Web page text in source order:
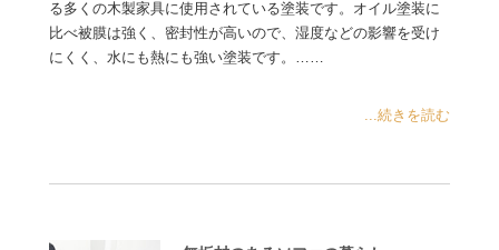
る多くの木製家具に使用されている塗装です。オイル塗装に
比べ被膜は強く、密封性が高いので、湿度などの影響を受け
にくく、水にも熱にも強い塗装です。……
...続きを読む